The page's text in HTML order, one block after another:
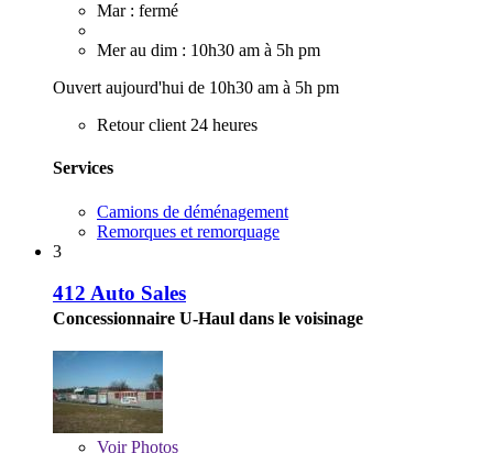
Mar : fermé
Mer au dim : 10h30 am à 5h pm
Ouvert aujourd'hui de 10h30 am à 5h pm
Retour client 24 heures
Services
Camions de déménagement
Remorques et remorquage
3
412 Auto Sales
Concessionnaire U-Haul dans le voisinage
VoirPhotos